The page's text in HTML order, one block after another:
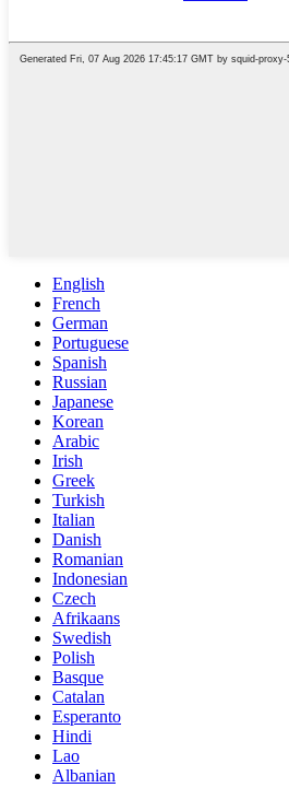
English
French
German
Portuguese
Spanish
Russian
Japanese
Korean
Arabic
Irish
Greek
Turkish
Italian
Danish
Romanian
Indonesian
Czech
Afrikaans
Swedish
Polish
Basque
Catalan
Esperanto
Hindi
Lao
Albanian